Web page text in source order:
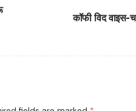
कॉफी विद वाइस-